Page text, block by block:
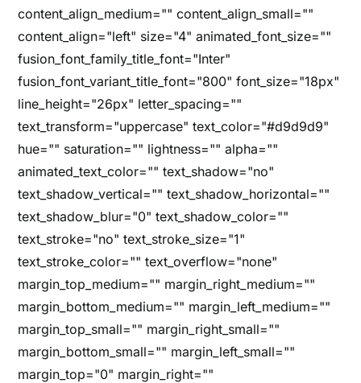
content_align_medium="" content_align_small=""
content_align="left" size="4" animated_font_size=""
fusion_font_family_title_font="Inter"
fusion_font_variant_title_font="800" font_size="18px"
line_height="26px" letter_spacing=""
text_transform="uppercase" text_color="#d9d9d9"
hue="" saturation="" lightness="" alpha=""
animated_text_color="" text_shadow="no"
text_shadow_vertical="" text_shadow_horizontal=""
text_shadow_blur="0" text_shadow_color=""
text_stroke="no" text_stroke_size="1"
text_stroke_color="" text_overflow="none"
margin_top_medium="" margin_right_medium=""
margin_bottom_medium="" margin_left_medium=""
margin_top_small="" margin_right_small=""
margin_bottom_small="" margin_left_small=""
margin_top="0" margin_right=""